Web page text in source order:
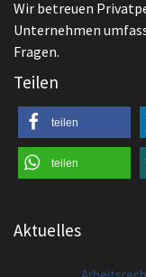
Wir betreuen
Unternehmen
Fragen.
Teilen
teilen
teilen
Aktuelles